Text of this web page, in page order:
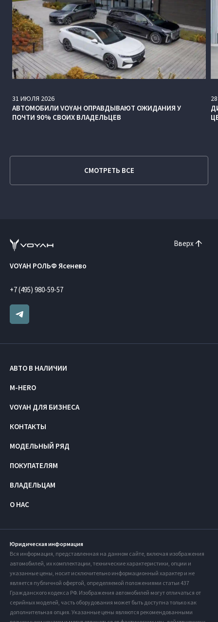
31 ИЮЛЯ 2026
АВТОМОБИЛИ VOYAH ОПРАВДЫВАЮТ ОЖИДАНИЯ У
ПОЧТИ 90% СВОИХ ВЛАДЕЛЬЦЕВ
28
СМОТРЕТЬ ВСЕ
Вверх
VOYAH РОЛЬФ Ясенево
+7 (495) 980-59-57
АВТО В НАЛИЧИИ
M-HERO
VOYAH ДЛЯ БИЗНЕСА
КОНТАКТЫ
МОДЕЛЬНЫЙ РЯД
ПОКУПАТЕЛЯМ
ВЛАДЕЛЬЦАМ
О НАС
Юридическая информация
Вся информация, представленная на данном сайте, включая изображения
автомобилей, их комплектации, технические характеристики, опции и
указанные цены, носит исключительно информационный характер и не
является публичной офертой, определяемой положениями статьи 437
Гражданского кодекса РФ. Изображения автомобилей могут отличаться от
серийных моделей, часть оборудования может быть доступна только как
дополнительная опция. Указанные цены являются рекомендованными